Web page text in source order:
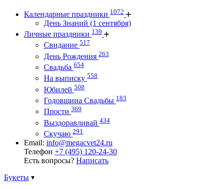
Календарные праздники 1072
День Знаний (1 сентября)
Личные праздники 139
Свидание 517
День Рождения 263
Свадьба 654
На выписку 558
Юбилей 508
Годовщина Свадьбы 183
Прости 369
Выздоравливай 434
Скучаю 291
Email: info@megacvet24.ru
Телефон +7 (495) 120-24-30
Есть вопросы? Написать
Букеты